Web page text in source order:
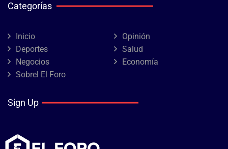
Categorías
Inicio
Opinión
Deportes
Salud
Negocios
Economía
Sobrel El Foro
Sign Up